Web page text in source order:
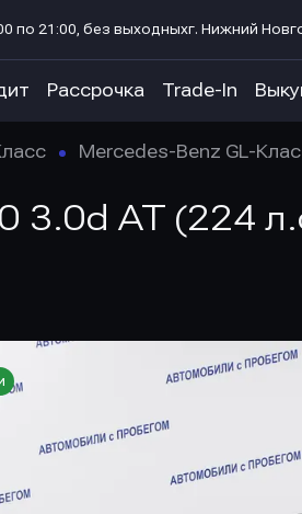
по 21:00, без выходныхг. Нижний
Рассрочка Trade-In
Mercedes-Benz GL-
3.0d AT (224